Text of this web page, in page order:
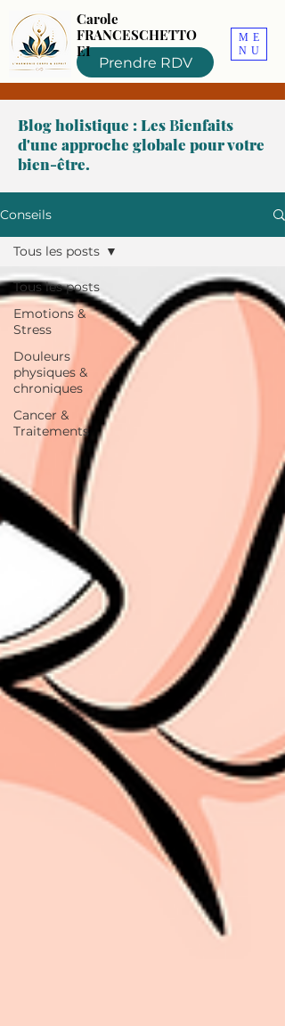
Prendre RDV
ME
NU
Carole
FRANCESCHETTO
EI
Blog holistique : LesBienfaits
d'une approche globale pour votre
bien-être.
Conseils
Tous les posts
Emotions &
Stress
Douleurs
physiques &
chroniques
Cancer &
Traitements
Tous les posts